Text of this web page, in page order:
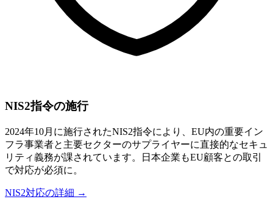
NIS2指令の施行
2024年10月に施行されたNIS2指令により、EU内の重要イン
フラ事業者と主要セクターのサプライヤーに直接的なセキュ
リティ義務が課されています。日本企業もEU顧客との取引
で対応が必須に。
NIS2対応の詳細 →